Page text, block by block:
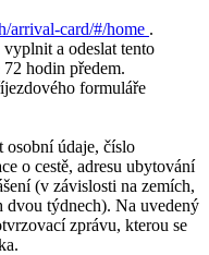
arrival-card/#/home .
a odeslat tento
hodin předem.
formuláře
údaje, číslo
o cestě, adresu ubytování
(v závislosti na zemích,
dvou týdnech). Na uvedený
zprávu, kterou se